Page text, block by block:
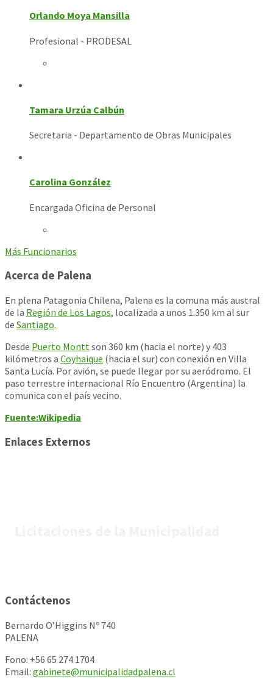
Orlando Moya Mansilla
Profesional - PRODESAL
Tamara Urzúa Calbún
Secretaria - Departamento de Obras Municipales
Carolina González
Encargada Oficina de Personal
Más Funcionarios
Acerca de Palena
En plena Patagonia Chilena, Palena es la comuna más austral
de la Región de Los Lagos, localizada a unos 1.350 km al sur
de Santiago.
Desde Puerto Monttson 360 km (hacia el norte) y 403
kilómetros a Coyhaique (hacia el sur) con conexión en Villa
Santa Lucía. Por avión, se puede llegar por su aeródromo. El
paso terrestre internacional Río Encuentro (Argentina) la
comunica con el país vecino.
Fuente:Wikipedia
Enlaces Externos
Contáctenos
Bernardo O’Higgins Nº 740
PALENA
Fono: +56 65 274 1704
Email: gabinete@municipalidadpalena.cl